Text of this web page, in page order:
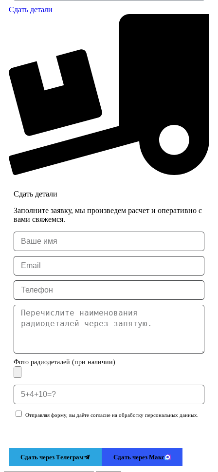
Сдать детали
Сдать детали
Заполните заявку, мы произведем расчет и оперативно с
вами свяжемся.
Фото радиодеталей (при наличии)
Отправляя форму, вы даёте согласие на обработку персональных данных.
Сдать через Телеграм Сдать через Макс